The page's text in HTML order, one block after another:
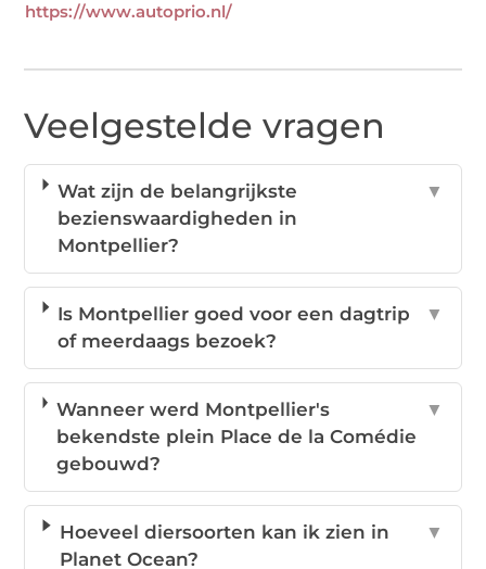
https://www.autoprio.nl/
Veelgestelde vragen
Wat zijn de belangrijkste
bezienswaardigheden in
Montpellier?
▼
Is Montpellier goed voor een dagtrip
of meerdaags bezoek?
▼
Wanneer werd Montpellier's
bekendste plein Place de la Comédie
gebouwd?
▼
Hoeveel diersoorten kan ik zien in
Planet Ocean?
▼